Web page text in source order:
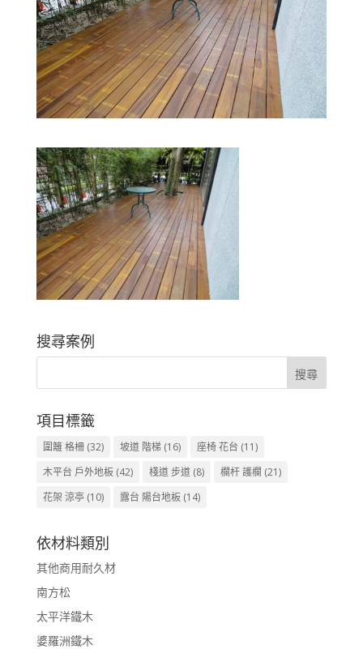
搜尋案例
項目標籤
圍籬 格柵(32) 坡道 階梯(16) 座椅 花台 (11)
木平台 戶外地板(42) 棧道 步道(8) 欄杆 護欄 (21)
花架 涼亭(10) 露台 陽台地板(14)
依材料類別
其他商用耐久材
南方松
太平洋鐵木
婆羅洲鐵木